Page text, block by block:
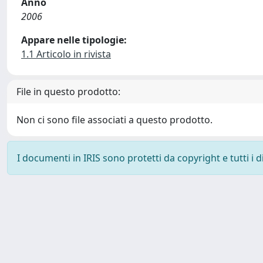
2006
Appare nelle tipologie:
1.1 Articolo in rivista
File in questo prodotto:
Non ci sono file associati a questo prodotto.
I documenti in IRIS sono protetti da copyright e tutti i